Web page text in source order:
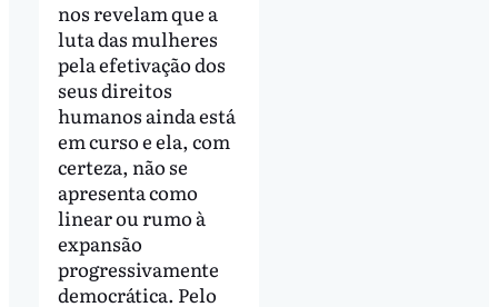
nos revelam que a
luta das mulheres
pela efetivação dos
seus direitos
humanos ainda está
em curso e ela, com
certeza, não se
apresenta como
linear ou rumo à
expansão
progressivamente
democrática. Pelo